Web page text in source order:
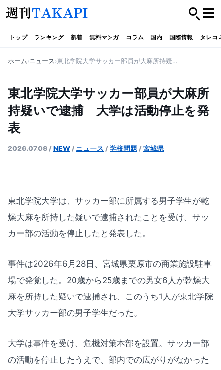
トップ ランキング 新着 無料マンガ コラム 国内 国際情報 タレコ
ホーム ニュース 東北学院大学サッカー部員が大麻所持疑いで逮捕 大学は活動停止を発表
東北学院大学サッカー部員が大麻所
持疑いで逮捕 大学は活動停止を発
表
2026.07.08 /NEW / ニュース /学校問題 /宮城県
東北学院大学は、サッカー部に所属する男子学生が乾
燥大麻を所持した疑いで逮捕されたことを受け、サッ
カー部の活動を停止したと発表した。
事件は2026年6月28日、宮城県栗原市の商業施設駐車
場で発覚した。20歳から25歳までの男女6人が乾燥大
麻を所持した疑いで逮捕され、このうち1人が東北学院
大学サッカー部の男子学生だった。
大学は事件を受け、危機対策本部を設置。サッカー部
の活動を停止したうえで、部内での広がりがなかった